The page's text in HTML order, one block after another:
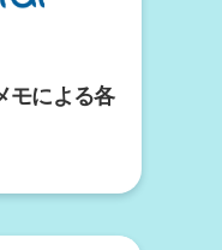
モによる各